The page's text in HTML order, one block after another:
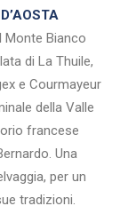
Monte Bianco
di La Thuile,
e Courmayeur
della Valle
francese
Una
per un
tradizioni.